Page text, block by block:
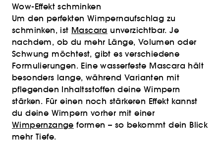
Wow-Effekt schminken
Um den perfekten Wimpernaufschlag zu
schminken, ist Mascara unverzichtbar. Je
nachdem, ob du mehr Länge, Volumen oder
Schwung möchtest, gibt es verschiedene
Formulierungen. Eine wasserfeste Mascara hält
besonders lange, während Varianten mit
pflegenden Inhaltsstoffen deine Wimpern
stärken. Für einen noch stärkeren Effekt kannst
du deine Wimpern vorher mit einer
Wimpernzange formen – so bekommt dein Blick
mehr Tiefe.